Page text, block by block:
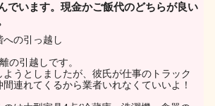
でいます。現金かご飯代のどちらが良い
の引っ越し
の引越しです。
ようとしましたが、彼氏が仕事のトラック
間連れてくるから業者いれなくていいよ！